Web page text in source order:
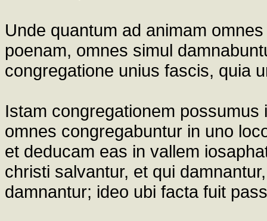
Unde quantum ad animam
poenam, omnes simul
congregatione unius fascis, quia
Istam congregationem
omnes congregabuntur in uno
et deducam eas in vallem
christi salvantur, et qui
damnantur; ideo ubi facta fuit